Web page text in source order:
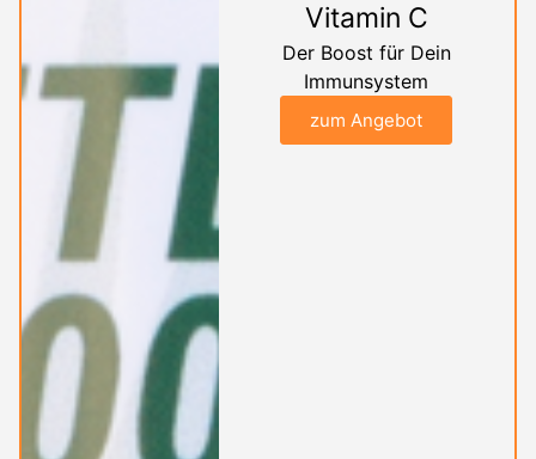
Vitamin C
Der Boost für Dein
Immunsystem
zum Angebot